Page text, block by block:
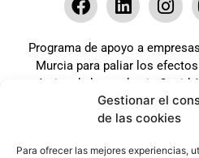
Gestionar el
de las cookies
Para ofrecer las mejores experiencias,
Programa de apoyo a
Murcia para paliar los
económica de la pandemia Covid-
coste cero cofinanciada por la
Expediente: